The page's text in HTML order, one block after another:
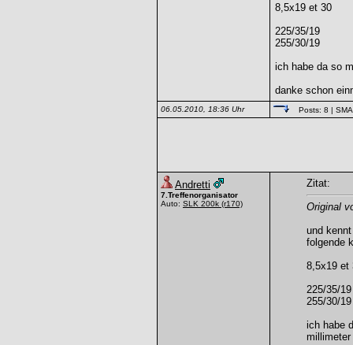
8,5x19 et 30
225/35/19
255/30/19
ich habe da so
danke schon
06.05.2010, 18:36 Uhr Posts: 8 |
Andretti
7.Treffenorganisator
Auto: SLK 200k (r170)
Zitat:
Original
und
folgende
8,5x19 et
225/35/19
255/30/19
ich habe